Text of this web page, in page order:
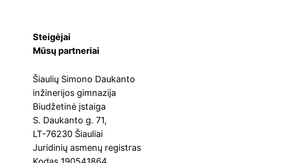
Steigėjai
Mūsų partneriai
Šiaulių Simono Daukanto
inžinerijos gimnazija
Biudžetinė įstaiga
S. Daukanto g. 71,
LT-76230 Šiauliai
Juridinių asmenų registras